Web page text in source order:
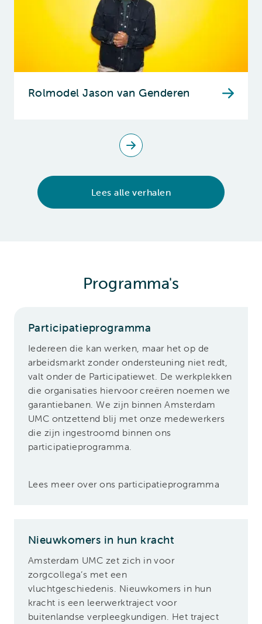
Rolmodel Jason van Genderen
Lees alle verhalen
Programma's
Participatieprogramma
Iedereen die kan werken, maar het op de
arbeidsmarkt zonder ondersteuning niet redt,
valt onder de Participatiewet. De werkplekken
die organisaties hiervoor creëren noemen we
garantiebanen. We zijn binnen Amsterdam
UMC ontzettend blij met onze medewerkers
die zijn ingestroomd binnen ons
participatieprogramma.
Lees meer over ons participatieprogramma
Nieuwkomers in hun kracht
Amsterdam UMC zet zich in voor
zorgcollega’s met een
vluchtgeschiedenis. Nieuwkomers in hun
kracht is een leerwerktraject voor
buitenlandse verpleegkundigen. Het traject